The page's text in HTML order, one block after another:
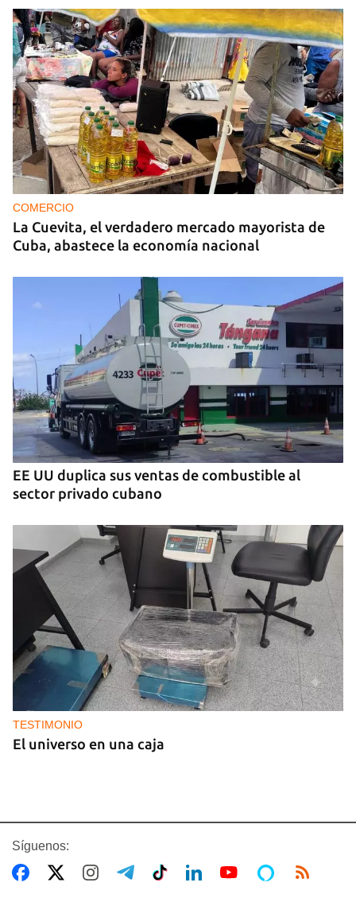
OBITUARIO
Luis Goytisolo y el fin del hechizo cubano
COMERCIO
La Cuevita, el verdadero mercado mayorista de
Cuba, abastece la economía nacional
EE UU duplica sus ventas de combustible al
sector privado cubano
TESTIMONIO
El universo en una caja
Síguenos: